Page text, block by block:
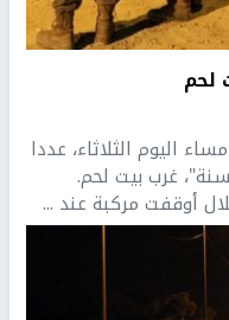
لحم
اليوم الثلاثاء، عددا
غرب بيت لحم.
أوقفت مركبة عند ...